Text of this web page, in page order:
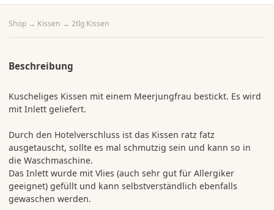
Shop → Kissen → 2tlg Kissen
Beschreibung
Kuscheliges Kissen mit einem Meerjungfrau bestickt. Es wird
mit Inlett geliefert.
Durch den Hotelverschluss ist das Kissen ratz fatz
ausgetauscht, sollte es mal schmutzig sein und kann so in
die Waschmaschine.
Das Inlett wurde mit Vlies (auch sehr gut für Allergiker
geeignet) gefüllt und kann selbstverständlich ebenfalls
gewaschen werden.